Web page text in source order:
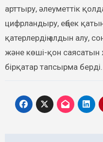
арттыру, әлеуметтік
цифрландыру, еңбек
қатерлердің алдын алу,
және көші-қон саясатын
бірқатар тапсырма берді.